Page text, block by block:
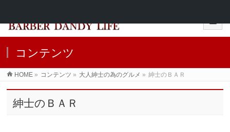
コンテンツ
HOME » コンテンツ » 大人紳士の為のグルメ » 紳士のＢＡＲ
紳士のＢＡＲ